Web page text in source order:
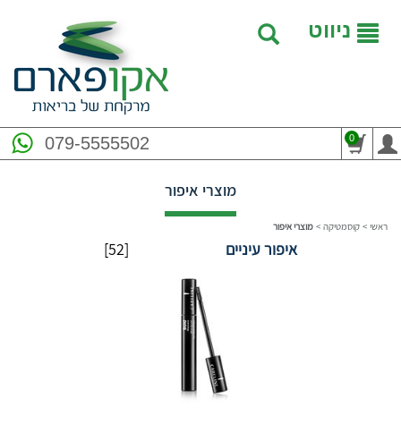
ניווט
079-5555502 0
מוצרי איפור
ראשי > קוסמטיקה > מוצרי איפור
[52] איפור עיניים